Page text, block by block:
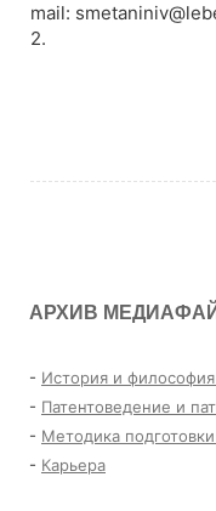
mail:
2.
АРХИВ
- История и философия
- Патентоведение и
- Методика
- Карьера